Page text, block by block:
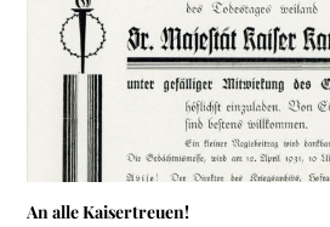
An alle Kaisertreuen!